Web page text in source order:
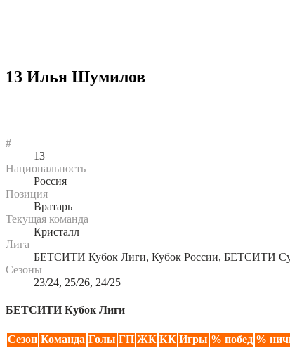
13 Илья Шумилов
#
13
Национальность
Россия
Позиция
Вратарь
Текущая команда
Кристалл
Лига
БЕТСИТИ Кубок Лиги, Кубок России, БЕТСИТИ
Сезоны
23/24, 25/26, 24/25
БЕТСИТИ Кубок Лиги
Сезон Команда Голы ГП ЖК КК Игры % побед %